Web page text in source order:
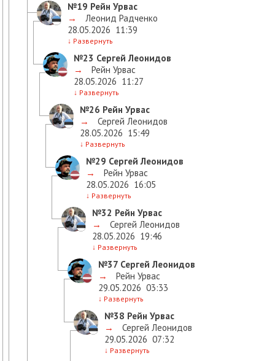
№19 Рейн Урвас
→
Леонид Радченко
28.05.2026 11:39
↓ Развернуть
№23 Сергей Леонидов
→
Рейн Урвас
28.05.2026 11:27
↓ Развернуть
№26 Рейн Урвас
→
Сергей Леонидов
28.05.2026 15:49
↓ Развернуть
№29 Сергей Леонидов
→
Рейн Урвас
28.05.2026 16:05
↓ Развернуть
№32 Рейн Урвас
→
Сергей Леонидов
28.05.2026 19:46
↓ Развернуть
№37 Сергей Леонидов
→
Рейн Урвас
29.05.2026 03:33
↓ Развернуть
№38 Рейн Урвас
→
Сергей Леонидов
29.05.2026 07:32
↓ Развернуть